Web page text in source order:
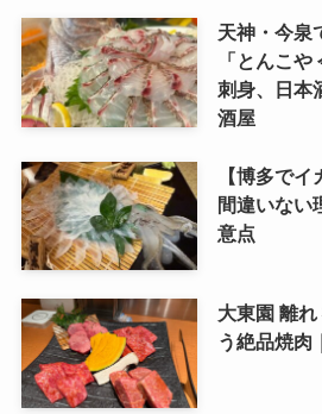
天神・今泉
「とんこ
刺身、日本
酒屋
【博多で
間違いない
意点
大東園 離
う絶品焼肉